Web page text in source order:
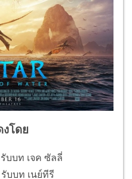
โดย
บบท เจค ซัลลี่
บบท เนย์ทีรี